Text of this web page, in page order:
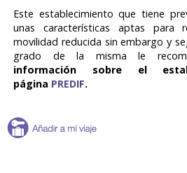
Este establecimiento que tiene
unas características aptas para
movilidad reducida sin embargo y
grado de la misma le
información sobre el
página PREDIF.